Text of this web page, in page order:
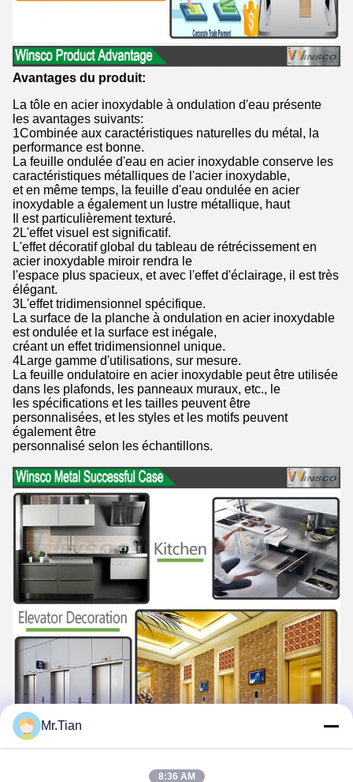
Avantages du produit:
La tôle en acier inoxydable à ondulation d'eau présente
les avantages suivants:
1Combinée aux caractéristiques naturelles du métal, la
performance est bonne.
La feuille ondulée d'eau en acier inoxydable conserve les
caractéristiques métalliques de l'acier inoxydable,
et en même temps, la feuille d'eau ondulée en acier
inoxydable a également un lustre métallique, haut
Il est particulièrement texturé.
2L'effet visuel est significatif.
L'effet décoratif global du tableau de rétrécissement en
acier inoxydable miroir rendra le
l'espace plus spacieux, et avec l'effet d'éclairage, il est très
élégant.
3L'effet tridimensionnel spécifique.
La surface de la planche à ondulation en acier inoxydable
est ondulée et la surface est inégale,
créant un effet tridimensionnel unique.
4Large gamme d'utilisations, sur mesure.
La feuille ondulatoire en acier inoxydable peut être utilisée
dans les plafonds, les panneaux muraux, etc., le
les spécifications et les tailles peuvent être
personnalisées, et les styles et les motifs peuvent
également être
personnalisé selon les échantillons.
Mr.Tian
8:36 AM